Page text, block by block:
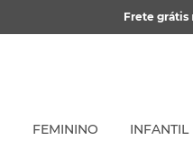
Frete grátis
FEMININO INFANTIL